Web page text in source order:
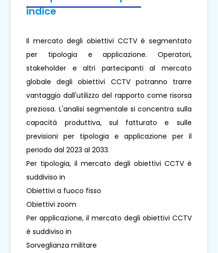
indice
Il mercato degli obiettivi CCTV è segmentato
per tipologia e applicazione. Operatori,
stakeholder e altri partecipanti al mercato
globale degli obiettivi CCTV potranno trarre
vantaggio dall'utilizzo del rapporto come risorsa
preziosa. L'analisi segmentale si concentra sulla
capacità produttiva, sul fatturato e sulle
previsioni per tipologia e applicazione per il
periodo dal 2023 al 2033.
Per tipologia, il mercato degli obiettivi CCTV è
suddiviso in
Obiettivi a fuoco fisso
Obiettivi zoom
Per applicazione, il mercato degli obiettivi CCTV
è suddiviso in
Sorveglianza militare